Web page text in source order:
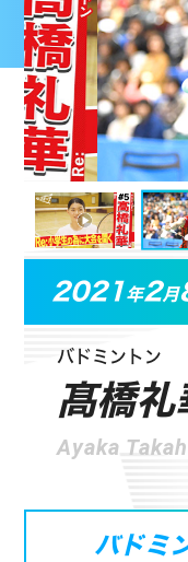
2021年2月
バドミントン
髙橋礼
Ayaka
バドミ